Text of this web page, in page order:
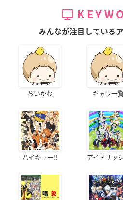
みんなが注目している
ちいかわ キャラ一
ハイキュー!! アイドリッ